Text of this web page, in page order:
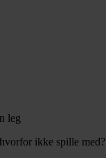
leg
ikke spille med?